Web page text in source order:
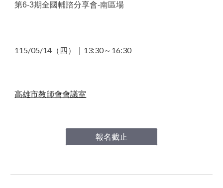
第6-3期全國輔諮分享會-南區場
115/05/14 （四）｜13:30～16:30
高雄市教師會會議室
報名截止